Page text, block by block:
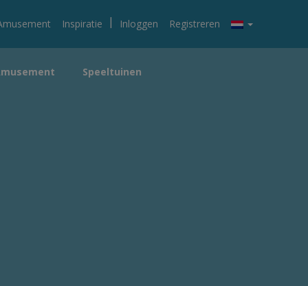
Inspiratie | Inloggen Registreren
Speeltuinen